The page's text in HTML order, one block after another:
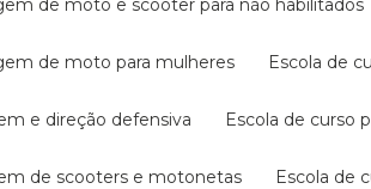
de moto e scooter para não habilitados
de moto para mulheres escola de
e direção defensiva escola de
de scooters e motonetas escola